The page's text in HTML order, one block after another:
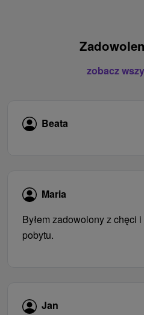
zobacz
Beata
Maria
Byłem zadowolony z chęci
pobytu.
Jan